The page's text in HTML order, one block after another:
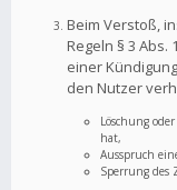
Beim Verstoß,
Regeln § 3
einer
den Nutzer
Löschung
hat,
Ausspruch
Sperrung des